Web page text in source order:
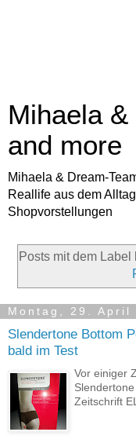
Mihaela
and more
Mihaela & Dream-
Reallife aus dem
Shopvorstellungen
Posts mit dem Label
Montag, 29. April
Slendertone Bottom
bald im Test
Vor einiger
Zeitschrift